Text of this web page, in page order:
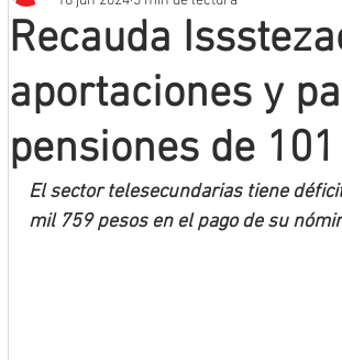
Mineros LNBP
Recauda
aportaciones y
pensiones de
El sector telesecundarias tiene
mil 759 pesos en el pago de su